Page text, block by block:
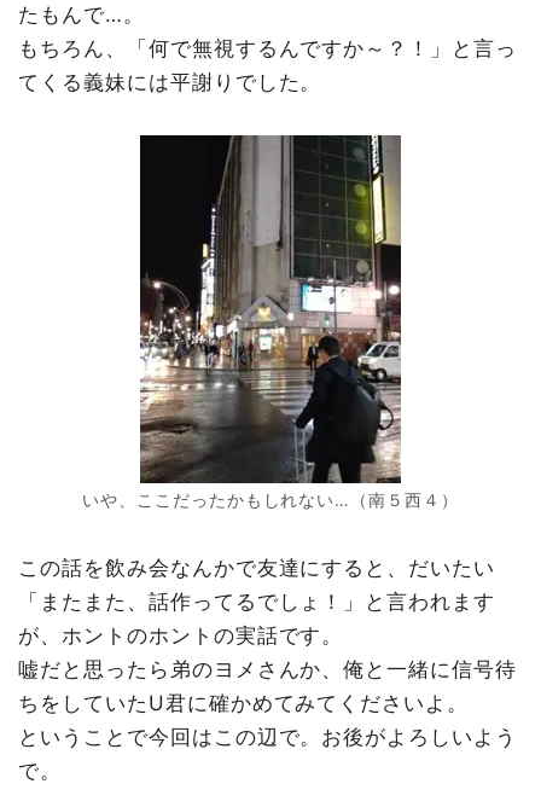
たもんで…。
もちろん、「何で無視するんですか～？！」と言っ
てくる義妹には平謝りでした。
いや、ここだったかもしれない…（南５西４）
この話を飲み会なんかで友達にすると、だいたい
「またまた、話作ってるでしょ！」と言われます
が、ホントのホントの実話です。
嘘だと思ったら弟のヨメさんか、俺と一緒に信号待
ちをしていたU君に確かめてみてくださいよ。
ということで今回はこの辺で。お後がよろしいよう
で。